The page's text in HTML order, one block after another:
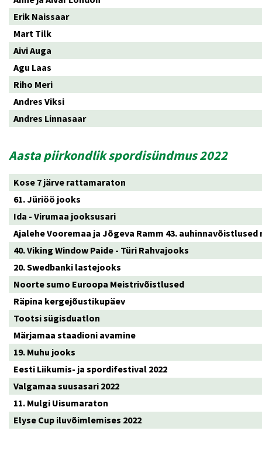
Erik Naissaar
Mart Tilk
Aivi Auga
Agu Laas
Riho Meri
Andres Viksi
Andres Linnasaar
Aasta piirkondlik spordisündmus 2022
Kose 7 järve rattamaraton
61. Jüriöö jooks
Ida - Virumaa jooksusari
Ajalehe Vooremaa ja Jõgeva Ramm 43. auhinnavõistlused
40. Viking Window Paide - Türi Rahvajooks
20. Swedbanki lastejooks
Noorte sumo Euroopa Meistrivõistlused
Räpina kergejõustikupäev
Tootsi sügisduatlon
Märjamaa staadioni avamine
19. Muhu jooks
Eesti Liikumis- ja spordifestival 2022
Valgamaa suusasari 2022
11. Mulgi Uisumaraton
Elyse Cup iluvõimlemises 2022